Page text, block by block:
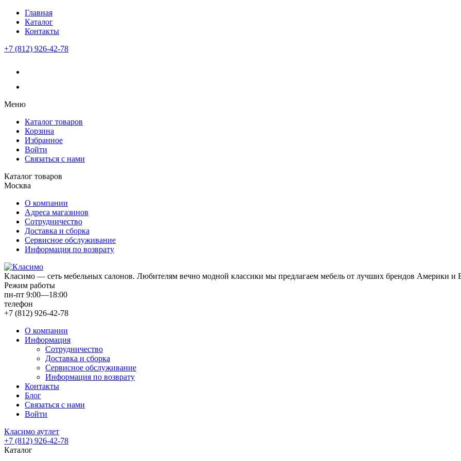
Главная
Каталог
Контакты
+7 (812) 926-42-78
Меню
Каталог товаров
Корзина
Избранное
Войти
Связаться с нами
Каталог товаров
Москва
О компании
Адреса магазинов
Сотрудничество
Доставка и сборка
Сервисное обслуживание
Информация по возврату
Класимо — cеть мебельных салонов. Любителям вечно модной классики мы предлагаем мебель от лучших брендов Америки и
Режим работы
пн-пт 9:00—18:00
телефон
+7 (812) 926-42-78
О компании
Информация
Сотрудничество
Доставка и сборка
Сервисное обслуживание
Информация по возврату
Контакты
Блог
Связаться с нами
Войти
Класимо аутлет
+7 (812) 926-42-78
Каталог